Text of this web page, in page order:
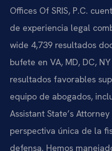
Offices Of SRIS, P.C.
de experiencia legal
wide 4,739 resultados
bufete en VA, MD, DC,
resultados favorables
equipo de abogados,
Assistant State’s
perspectiva única de la
defensa. Hemos